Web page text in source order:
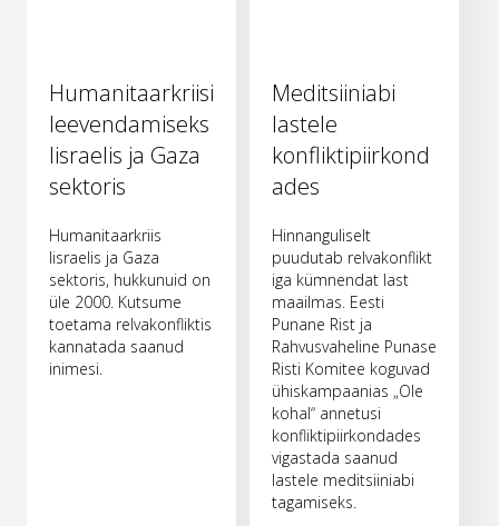
Humanitaarkriisi
leevendamiseks
Iisraelis ja Gaza
sektoris
Humanitaarkriis
Iisraelis ja Gaza
sektoris, hukkunuid on
üle 2000. Kutsume
toetama relvakonfliktis
kannatada saanud
inimesi.
Meditsiiniabi
lastele
konfliktipiirkond
ades
Hinnanguliselt
puudutab relvakonflikt
iga kümnendat last
maailmas. Eesti
Punane Rist ja
Rahvusvaheline Punase
Risti Komitee koguvad
ühiskampaanias „Ole
kohal“ annetusi
konfliktipiirkondades
vigastada saanud
lastele meditsiiniabi
tagamiseks.